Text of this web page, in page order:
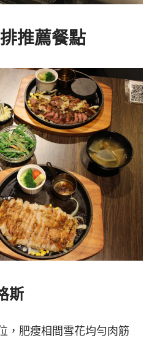
推薦餐點
斯
，肥瘦相間雪花均勻肉筋